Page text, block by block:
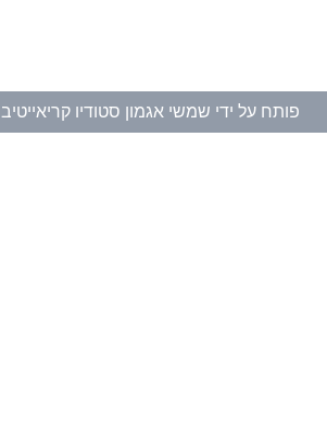
פותח על ידי שמשי אגמון סטודיו קריאייטיב